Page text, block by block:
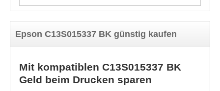
Epson C13S015337 BK günstig kaufen
Mit kompatiblen C13S015337 BK
Geld beim Drucken sparen